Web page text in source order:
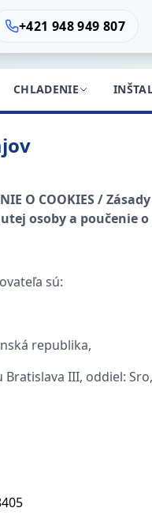
+421 948 949 807
CHLADENIE
O COOKIES /
osoby a
sú:
republika,
III, oddiel: